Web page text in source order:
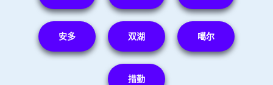
安多 双湖 噶尔
措勤